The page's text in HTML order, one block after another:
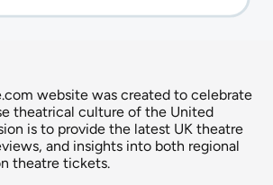
website was created to celebrate
theatrical culture of the United
is to provide the latest UK theatre
and insights into both regional
theatre tickets.